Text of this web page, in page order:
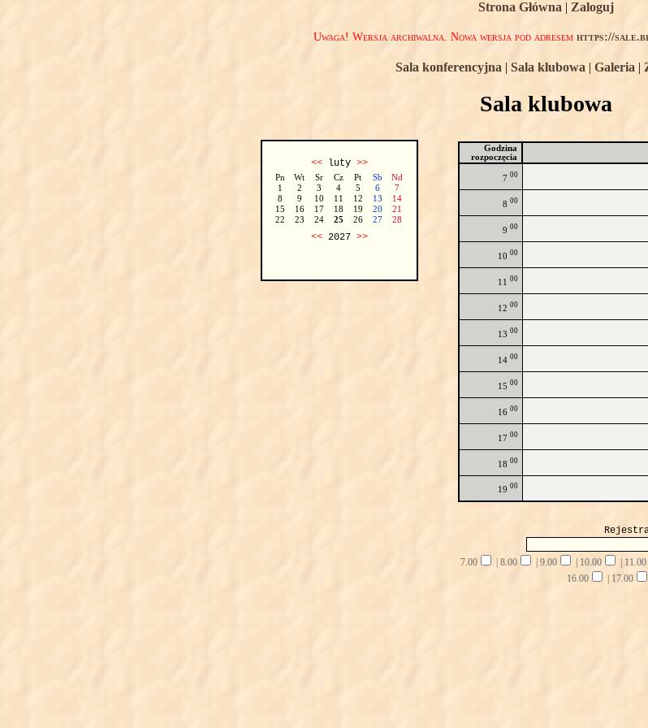
Strona Główna | Zaloguj
Uwaga! Wersja archiwalna. Nowa wersja pod adresem https://
Sala konferencyjna | Sala klubowa | Galeria |
Sala klubowa
<<luty >>
Pn Wt Sr Cz Pt Sb
Nd
1
2 3 4 5 6
7
8
9 10 11 12 13
14
15
16 17 18 19 20
21
22
23 24 25 26 27 28
<<2027 >>
Godzina
rozpoczęcia
7 00
8 00
9 00
10 00
11 00
12 00
13 00
14 00
15 00
16 00
17 00
18 00
19 00
7.00 8.00 9.00 10.00 11.00
16.00
17.00